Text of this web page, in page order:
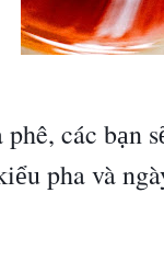
các bạn s
ểu pha vàngà